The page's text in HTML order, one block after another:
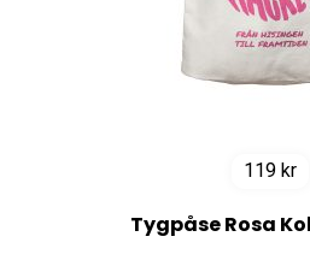
119 kr
Tygpåse Rosa